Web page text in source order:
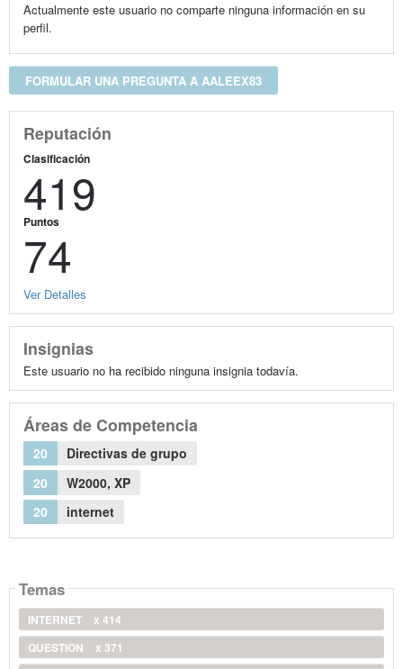
Actualmente este usuario no comparte ninguna información en su
perfil.
FORMULAR UNA PREGUNTA A AALEEX83
Reputación
Clasificación
419
Puntos
74
Ver Detalles
Insignias
Este usuario no ha recibido ninguna insignia todavía.
Áreas de Competencia
20
Directivas de grupo
20
W2000, XP
20
internet
Temas
INTERNET
x 414
QUESTION
x 371